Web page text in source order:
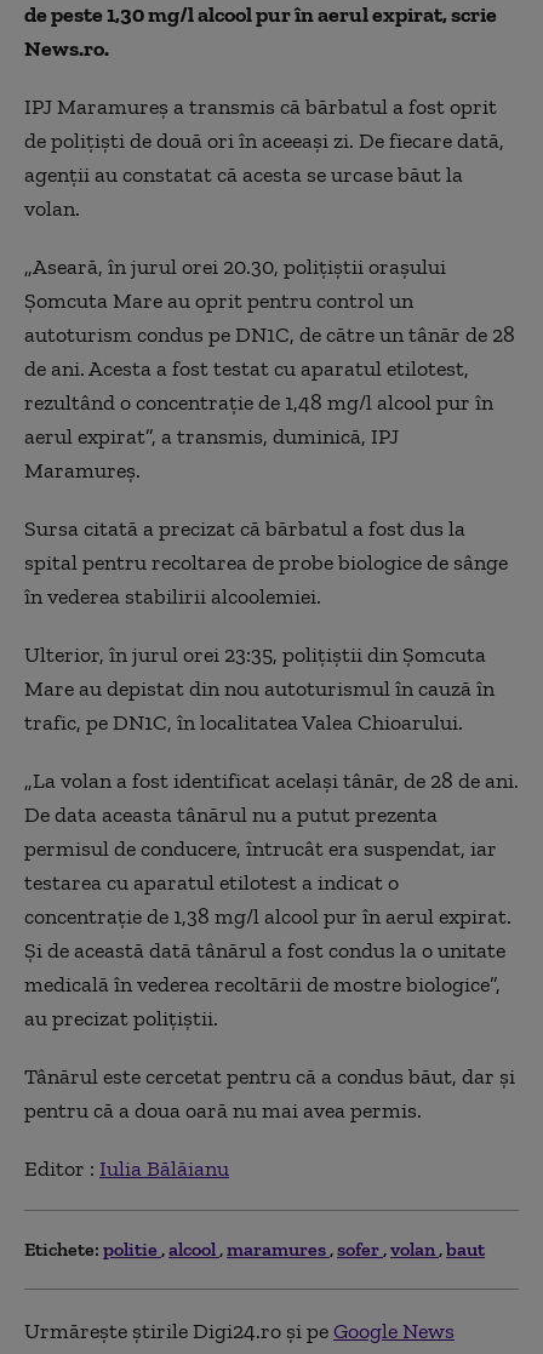
de peste 1,30 mg/l alcool pur în aerul expirat, scrie
News.ro.
IPJ Maramureș a transmis că bărbatul a fost oprit
de polițiști de două ori în aceeași zi. De fiecare dată,
agenții au constatat că acesta se urcase băut la
volan.
„Aseară, în jurul orei 20.30, poliţiştii oraşului
Şomcuta Mare au oprit pentru control un
autoturism condus pe DN1C, de către un tânăr de 28
de ani. Acesta a fost testat cu aparatul etilotest,
rezultând o concentraţie de 1,48 mg/l alcool pur în
aerul expirat”, a transmis, duminică, IPJ
Maramureş.
Sursa citată a precizat că bărbatul a fost dus la
spital pentru recoltarea de probe biologice de sânge
în vederea stabilirii alcoolemiei.
Ulterior, în jurul orei 23:35, poliţiştii din Şomcuta
Mare au depistat din nou autoturismul în cauză în
trafic, pe DN1C, în localitatea Valea Chioarului.
„La volan a fost identificat acelaşi tânăr, de 28 de ani.
De data aceasta tânărul nu a putut prezenta
permisul de conducere, întrucât era suspendat, iar
testarea cu aparatul etilotest a indicat o
concentraţie de 1,38 mg/l alcool pur în aerul expirat.
Şi de această dată tânărul a fost condus la o unitate
medicală în vederea recoltării de mostre biologice”,
au precizat poliţiştii.
Tânărul este cercetat pentru că a condus băut, dar şi
pentru că a doua oară nu mai avea permis.
Editor : Iulia Bălăianu
Etichete: politie alcool maramures sofer volan baut
Urmărește știrile Digi24.ro și peGoogle News